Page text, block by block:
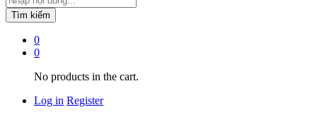
Tìm kiếm
0
0
No products in the cart.
Log in Register